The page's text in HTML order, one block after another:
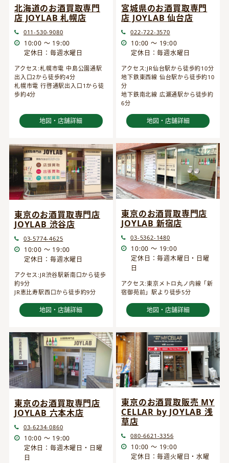
北海道のお酒買取専門
店 JOYLAB 札幌店
011-530-9080
10:00 ～ 19:00
定休日：毎週水曜日
アクセス:札幌市電 中島公園通駅
出入口2から徒歩約4分
札幌市電 行啓通駅出入口1から徒
歩約4分
地図・店舗詳細
宮城県のお酒買取専門
店 JOYLAB 仙台店
022-722-3570
10:00 ～ 19:00
定休日：毎週水曜日
アクセス:JR仙台駅から徒歩約10分
地下鉄東西線 仙台駅から徒歩約10
分
地下鉄南北線 広瀬通駅から徒歩約
6分
地図・店舗詳細
東京のお酒買取専門店
JOYLAB 渋谷店
03-5774-4625
10:00 ～ 19:00
定休日：毎週水曜日
アクセス:JR渋谷駅新南口から徒歩
約9分
JR恵比寿駅西口から徒歩約9分
地図・店舗詳細
東京のお酒買取専門店
JOYLAB 新宿店
03-5362-1480
10:00 ～ 19:00
定休日：毎週木曜日・日曜
日
アクセス:東京メトロ丸ノ内線「新
宿御苑前」駅より徒歩5分
地図・店舗詳細
東京のお酒買取専門店
JOYLAB 六本木店
03-6234-0860
10:00 ～ 19:00
定休日：毎週木曜日・日曜
日
東京のお酒買取販売 MY
CELLAR by JOYLAB 浅
草店
080-6621-3356
10:00 ～ 19:00
定休日：毎週火曜日・水曜